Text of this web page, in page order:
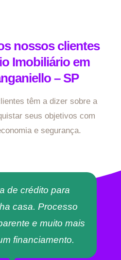
nossos clientes
Imobiliário em
– SP
têm a dizer sobre a
seus objetivos com
e segurança.
de crédito para
casa. Processo
e muito mais
financiamento.